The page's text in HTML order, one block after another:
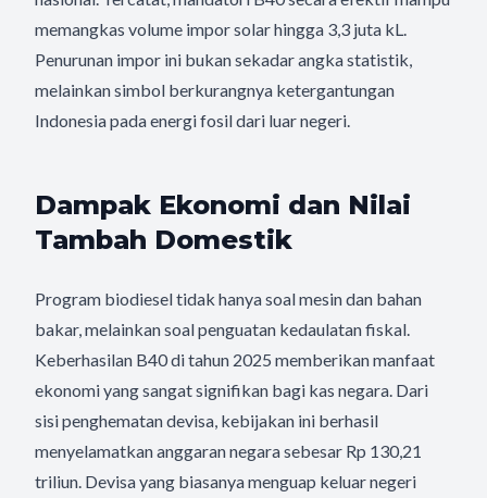
memangkas volume impor solar hingga 3,3 juta kL.
Penurunan impor ini bukan sekadar angka statistik,
melainkan simbol berkurangnya ketergantungan
Indonesia pada energi fosil dari luar negeri.
Dampak Ekonomi dan Nilai
Tambah Domestik
Program biodiesel tidak hanya soal mesin dan bahan
bakar, melainkan soal penguatan kedaulatan fiskal.
Keberhasilan B40 di tahun 2025 memberikan manfaat
ekonomi yang sangat signifikan bagi kas negara. Dari
sisi penghematan devisa, kebijakan ini berhasil
menyelamatkan anggaran negara sebesar Rp 130,21
triliun. Devisa yang biasanya menguap keluar negeri